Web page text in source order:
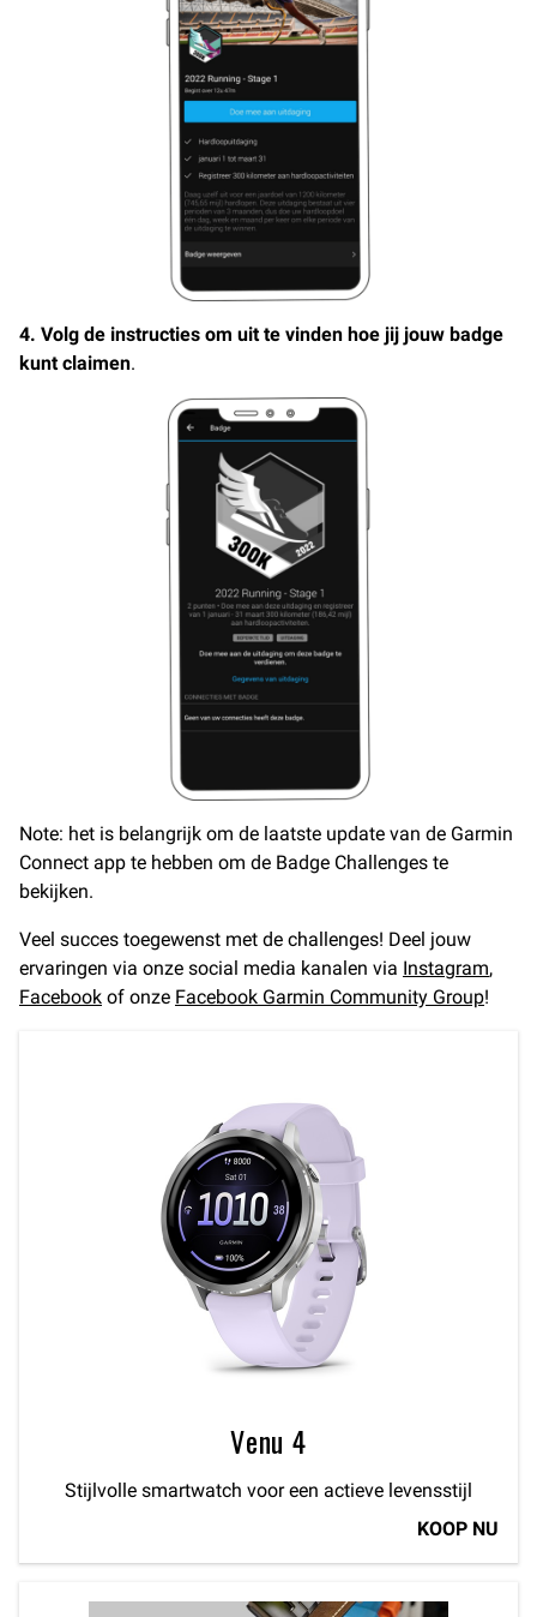
4. Volg de instructies om uit te vinden hoe jij jouw badge
kunt claimen.
Note: het is belangrijk om de laatste update van de Garmin
Connect app te hebben om de Badge Challenges te
bekijken.
Veel succes toegewenst met de challenges! Deel jouw
ervaringen via onze social media kanalen via Instagram,
Facebook of onze Facebook Garmin Community Group!
Venu 4
Stijlvolle smartwatch voor een actieve levensstijl
KOOP NU